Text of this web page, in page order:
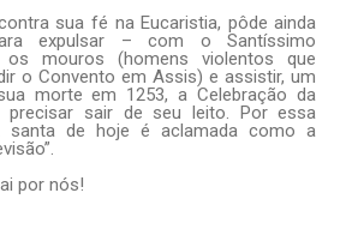
sua fé na Eucaristia, pôde ainda
expulsar – com o Santíssimo
os mouros (homens violentos que
o Convento em Assis) e assistir, um
morte em 1253, a Celebração da
precisar sair de seu leito. Por essa
de hoje é aclamada como a
por nós!